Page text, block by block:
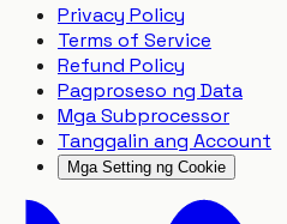
Privacy Policy
Terms of Service
Refund Policy
Pagproseso ng Data
Mga Subprocessor
Tanggalin ang Account
Mga Setting ng Cookie